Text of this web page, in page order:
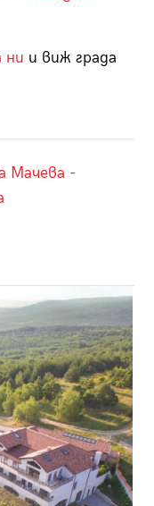
ни и виж града
Мачева -